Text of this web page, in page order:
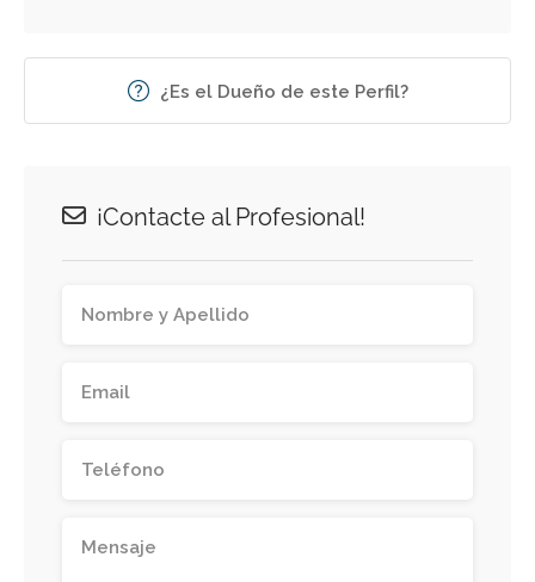
¿Es el Dueño de este Perfil?
¡Contacte al Profesional!